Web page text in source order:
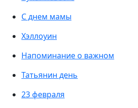
С днем мамы
Хэллоуин
Напоминание о важном
Татьянин день
23 февраля